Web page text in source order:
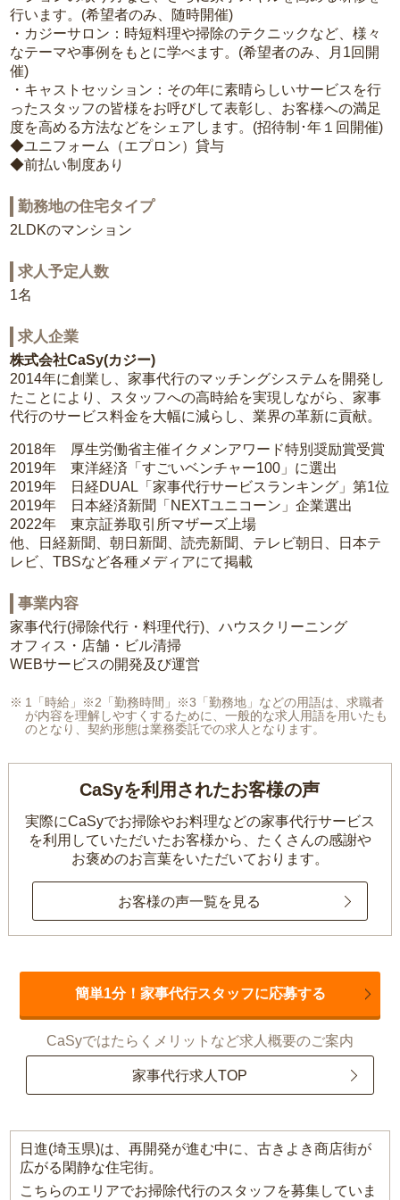
行います。(希望者のみ、随時開催)
・カジーサロン：時短料理や掃除のテクニックなど、様々
なテーマや事例をもとに学べます。(希望者のみ、月1回開
催)
・キャストセッション：その年に素晴らしいサービスを行
ったスタッフの皆様をお呼びして表彰し、お客様への満足
度を高める方法などをシェアします。(招待制･年１回開催)
◆ユニフォーム（エプロン）貸与
◆前払い制度あり
勤務地の住宅タイプ
2LDKのマンション
求人予定人数
1名
求人企業
株式会社CaSy(カジー)
2014年に創業し、家事代行のマッチングシステムを開発し
たことにより、スタッフへの高時給を実現しながら、家事
代行のサービス料金を大幅に減らし、業界の革新に貢献。
2018年 厚生労働省主催イクメンアワード特別奨励賞受賞
2019年 東洋経済「すごいベンチャー100」に選出
2019年 日経DUAL「家事代行サービスランキング」第1位
2019年 日本経済新聞「NEXTユニコーン」企業選出
2022年 東京証券取引所マザーズ上場
他、日経新聞、朝日新聞、読売新聞、テレビ朝日、日本テ
レビ、TBSなど各種メディアにて掲載
事業内容
家事代行(掃除代行・料理代行)、ハウスクリーニング
オフィス・店舗・ビル清掃
WEBサービスの開発及び運営
1「時給」※2「勤務時間」※3「勤務地」などの用語は、求職者
が内容を理解しやすくするために、一般的な求人用語を用いたも
のとなり、契約形態は業務委託での求人となります。
CaSyを利用されたお客様の声
実際にCaSyでお掃除やお料理などの家事代行サービス
を利用していただいたお客様から、 たくさんの感謝や
お褒めのお言葉をいただいております。
お客様の声一覧を見る
簡単1分！家事代行スタッフに応募する
CaSyではたらくメリットなど求人概要のご案内
家事代行求人TOP
日進(埼玉県)は、再開発が進む中に、古きよき商店街が
広がる閑静な住宅街。
こちらのエリアでお掃除代行のスタッフを募集していま